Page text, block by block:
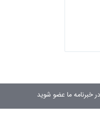
خبرنامه ما عضو شوید